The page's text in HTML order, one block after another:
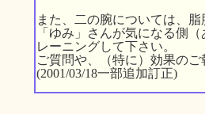
また、二の腕については、
「ゆみ」さんが気になる側
レーニングして下さい。
ご質問や、（特に）効果の
(2001/03/18一部追加訂正)